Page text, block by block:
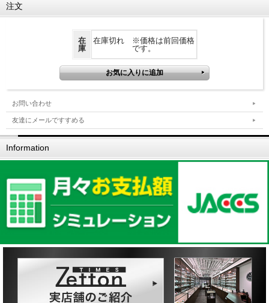
注文
在
庫
在庫切れ ※価格は前回価格
です。
お問い合わせ
友達にメールですすめる
Information